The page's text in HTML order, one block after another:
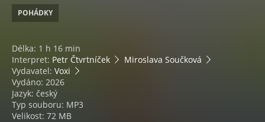
POHÁDKY
Délka: 1 h 16 min
Interpret: Petr Čtvrtníček
Miroslava Součková
Vydavatel: Voxi
Vydáno: 2026
Jazyk: český
Typ souboru: MP3
Velikost: 72 MB